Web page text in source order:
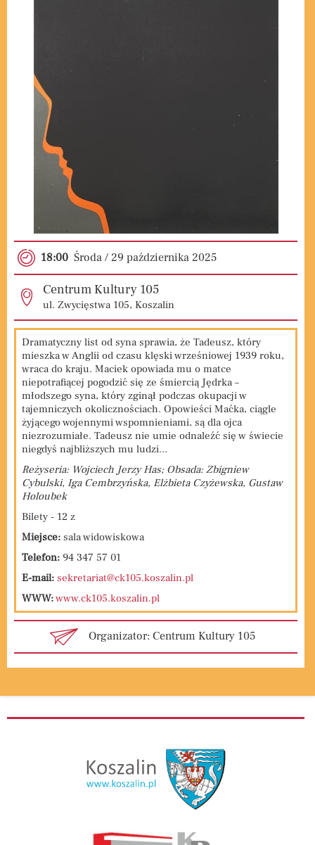
18:00 Środa / 29 października 2025
Centrum Kultury 105
ul. Zwycięstwa 105, Koszalin
Dramatyczny list od syna sprawia, że Tadeusz, który
mieszka w Anglii od czasu klęski wrześniowej 1939 roku,
wraca do kraju. Maciek opowiada mu o matce
niepotrafiącej pogodzić się ze śmiercią Jędrka –
młodszego syna, który zginął podczas okupacji w
tajemniczych okolicznościach. Opowieści Maćka, ciągle
żyjącego wojennymi wspomnieniami, są dla ojca
niezrozumiałe. Tadeusz nie umie odnaleźć się w świecie
niegdyś najbliższych mu ludzi...
Reżyseria: Wojciech Jerzy Has; Obsada: Zbigniew
Cybulski, Iga Cembrzyńska, Elżbieta Czyżewska, Gustaw
Holoubek
Bilety - 12 z
Miejsce: sala widowiskowa
Telefon: 94 347 57 01
E-mail: sekretariat@ck105.koszalin.pl
WWW:www.ck105.koszalin.pl
Organizator: Centrum Kultury 105